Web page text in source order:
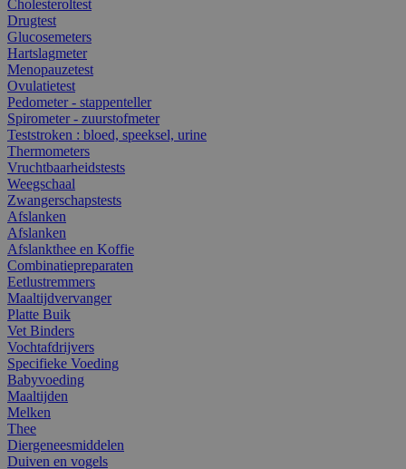
Cholesteroltest
Drugtest
Glucosemeters
Hartslagmeter
Menopauzetest
Ovulatietest
Pedometer - stappenteller
Spirometer - zuurstofmeter
Teststroken : bloed, speeksel, urine
Thermometers
Vruchtbaarheidstests
Weegschaal
Zwangerschapstests
Afslanken
Afslanken
Afslankthee en Koffie
Combinatiepreparaten
Eetlustremmers
Maaltijdvervanger
Platte Buik
Vet Binders
Vochtafdrijvers
Specifieke Voeding
Babyvoeding
Maaltijden
Melken
Thee
Diergeneesmiddelen
Duiven en vogels